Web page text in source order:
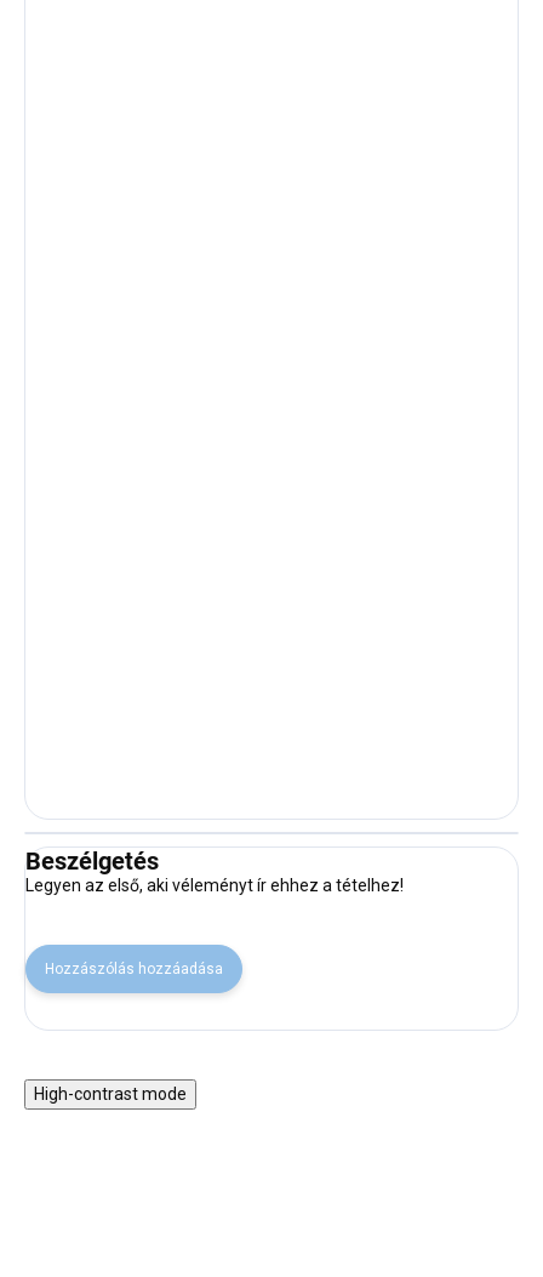
Beszélgetés
Legyen az első, aki véleményt ír ehhez a tételhez!
Hozzászólás hozzáadása
High-contrast mode